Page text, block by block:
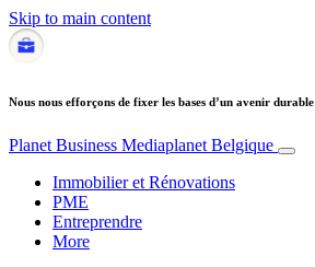
Skip to main content
Nous nous efforçons de fixer les bases d’un avenir durable
Planet Business Mediaplanet Belgique
Immobilier et Rénovations
PME
Entreprendre
More